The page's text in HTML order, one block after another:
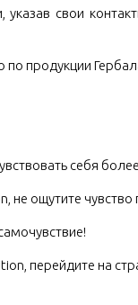
указав свои
по продукции
себя
не ощутите чувство
перейдите на